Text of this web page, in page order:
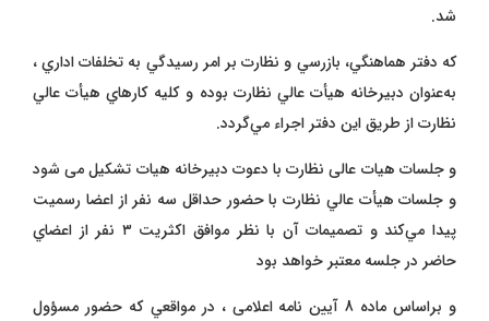
شد.
که دفتر هماهنگي، بازرسي و نظارت بر امر رسيدگي به تخلفات ‌اداري ،
به‌عنوان دبيرخانه هيأت‌ عالي نظارت بوده و كليه كارهاي هيأت‌ عالي
نظارت از طريق اين دفتر اجراء مي‌گردد.
و جلسات هیات عالی نظارت با دعوت دبیرخانه هیات تشکیل می شود
و جلسات هيأت‌ عالي نظارت با حضور حداقل سه نفر از اعضا رسميت
پيدا مي‌كند و تصميمات آن با نظر موافق اكثريت ۳ نفر از اعضاي
حاضر در جلسه معتبر خواهد بود
و براساس ماده 8 آیین نامه اعلامی ، در مواقعي كه حضور مسؤو‌ل